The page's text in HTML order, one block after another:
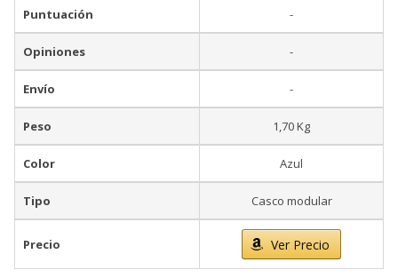
Puntuación -
Opiniones -
Envío -
Peso 1,70 Kg
Color Azul
Tipo Casco modular
Precio Ver Precio